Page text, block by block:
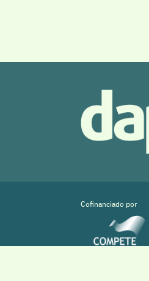
Cofinanciado por